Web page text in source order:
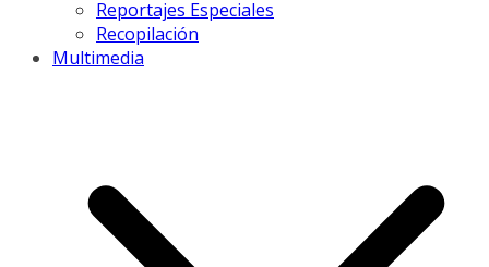
Reportajes Especiales
Recopilación
Multimedia